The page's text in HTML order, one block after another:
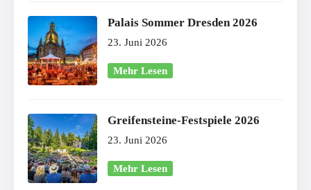
Palais Sommer Dresden 2026
23. Juni 2026
Mehr Lesen
Greifensteine-Festspiele 2026
23. Juni 2026
Mehr Lesen